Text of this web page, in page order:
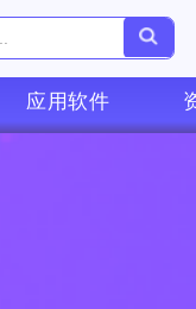
应用软件